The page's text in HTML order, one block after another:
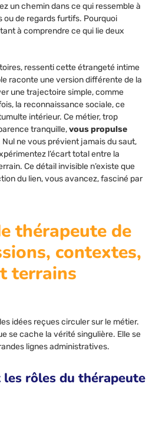
un chemin dans ce qui ressemble à
de regards furtifs. Pourquoi
à comprendre ce qui lie deux
ressenti cette étrangeté intime
raconte une version différente de la
une trajectoire simple, comme
la reconnaissance sociale, ce
intérieur. Ce métier, trop
tranquille,vous propulse
Nul ne vous prévient jamais du saut,
l’écart total entre la
Ce détail invisible n’existe que
du lien, vous avancez, fasciné par
thérapeute de
contextes,
terrains
idées reçues circuler sur le métier.
se cache la vérité singulière. Elle se
lignes administratives.
rôles du thérapeute